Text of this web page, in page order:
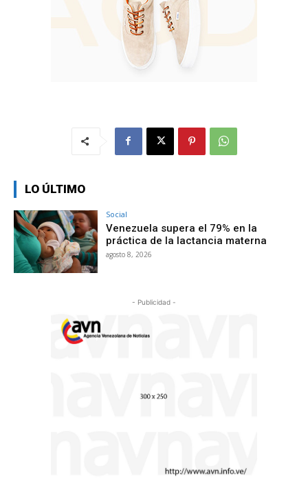
LO ÚLTIMO
Social
Venezuela supera el 79% en la
práctica de la lactancia materna
agosto 8, 2026
- Publicidad -